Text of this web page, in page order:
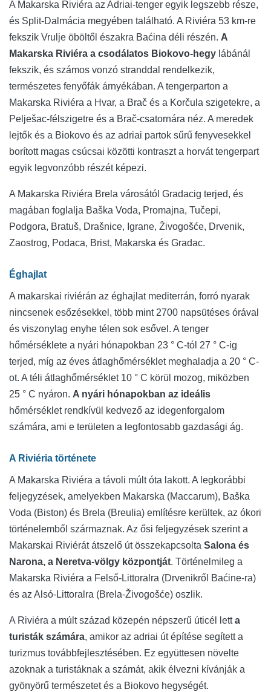
A Makarska Riviéra az Adriai-tenger egyik legszebb része,
és Split-Dalmácia megyében található. A Riviéra 53 km-re
fekszik Vrulje öböltől északra Baćina déli részén. A
Makarska Riviéra a csodálatos Biokovo-hegy lábánál
fekszik, és számos vonzó stranddal rendelkezik,
természetes fenyőfák árnyékában. A tengerparton a
Makarska Riviéra a Hvar, a Brač és a Korčula szigetekre, a
Pelješac-félszigetre és a Brač-csatornára néz. A meredek
lejtők és a Biokovo és az adriai partok sűrű fenyvesekkel
borított magas csúcsai közötti kontraszt a horvát tengerpart
egyik legvonzóbb részét képezi.
A Makarska Riviéra Brela városától Gradacig terjed, és
magában foglalja Baška Voda, Promajna, Tučepi,
Podgora, Bratuš, Drašnice, Igrane, Živogošće, Drvenik,
Zaostrog, Podaca, Brist, Makarska és Gradac.
Éghajlat
A makarskai riviérán az éghajlat mediterrán, forró nyarak
nincsenek esőzésekkel, több mint 2700 napsütéses órával
és viszonylag enyhe télen sok esővel. A tenger
hőmérséklete a nyári hónapokban 23 ° C-tól 27 ° C-ig
terjed, míg az éves átlaghőmérséklet meghaladja a 20 ° C-
ot. A téli átlaghőmérséklet 10 ° C körül mozog, miközben
25 ° C nyáron. A nyári hónapokban az ideális
hőmérséklet rendkívül kedvező az idegenforgalom
számára, ami e területen a legfontosabb gazdasági ág.
A Riviéria története
A Makarska Riviéra a távoli múlt óta lakott. A legkorábbi
feljegyzések, amelyekben Makarska (Maccarum), Baška
Voda (Biston) és Brela (Breulia) említésre kerültek, az ókori
történelemből származnak. Az ősi feljegyzések szerint a
Makarskai Riviérát átszelő út összekapcsolta Salona és
Narona, a Neretva-völgy központját. Történelmileg a
Makarska Riviéra a Felső-Littoralra (Drvenikről Baćine-ra)
és az Alsó-Littoralra (Brela-Živogošće) oszlik.
A Riviéra a múlt század közepén népszerű úticél letta
turisták számára, amikor az adriai út építése segített a
turizmus továbbfejlesztésében. Ez együttesen növelte
azoknak a turistáknak a számát, akik élvezni kívánják a
gyönyörű természetet és a Biokovo hegységét.